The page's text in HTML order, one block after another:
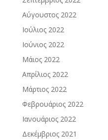
Αύγουστος 2022
Ιούλιος 2022
Ιούνιος 2022
Μάιος 2022
Απρίλιος 2022
Μάρτιος 2022
Φεβρουάριος 2022
Ιανουάριος 2022
Δεκέμβριος 2021